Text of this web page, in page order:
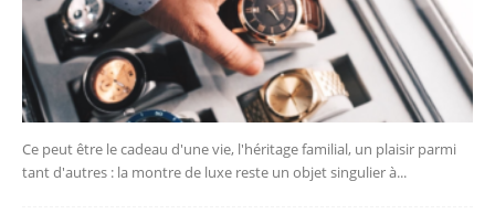
Ce peut être le cadeau d'une vie, l'héritage familial, un plaisir parmi
tant d'autres : la montre de luxe reste un objet singulier à...